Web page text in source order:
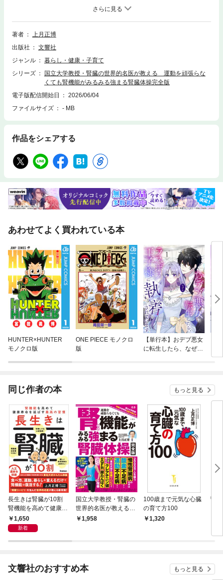
ト、検索、辞書の参照、引用などの機能が使用できません。2000万人を襲
う「慢性腎臓病」の大半は「酸素不足病」「運動不足病」！世界注目！東
北大学発「腎臓リハビリ」で酸素が届けばクレアチニン値・eGFR・尿た
んぱくが改善！心臓病・脳卒中も減り人工透析を回避！長生きできる！腎
羅寿命を決める腎臓の未来はあなたが決める！数百億個の細胞が休まず働
き大量の酸素と血流を必要とする腎臓は酸欠の影響を受けやすい臓器！な
吸症候群で酸素が不足しがち！安静をやめ、有酸素運動で腎臓に酸素と血
液を送れば、腎臓の細胞はいきいきと活動し、本来の腎機能を取り戻して
くれます。（本書より）ステージG3aの慢性腎臓病が３ヵ月でG2に改善！
章：私たちの寿命を決める重要臓器「腎臓」が最も必要としているものは
患者さんを見て運動の必要性を痛感！腎臓リハビリの効果を実証し国内外
機能低下の重大原因！酸素を大量消費する脳の数倍の血流を必要とし数百
億個の細胞が不眠不休で働く腎臓には「酸素」がもっと必要だ第２章：
ースで週合計150分以上歩くのが肝心第３章：【効果・エビデンス・最新
展開】健康保険で指導を受けられる時代に！国内外に広く普及する「腎臓
リハビリ」15の効果第４章：【腎臓体操】有酸素運動だけでは不十分！
「腎臓体操」第５章：【ストレッチ】漫然と伸ばすだけでは効果薄！全身
トレッチ」第６章：【筋トレ】安静にしてやせ衰えサルコペニア・フレイ
ル・寝たきりに陥るのを防止！腎臓病への抵抗力が強まり日常生活に必要
な筋力を養う「高効率筋トレ」第７章：【最新情報】慢性腎臓病の患者さ
んに朗報！腎臓を守る新薬・食べ方・食べ物、知っておきたい新指標「腎
臓寿命」など最新情報第８章：【運動療法症例集】クレアチニン値・尿た
んぱく・慢性腎臓病のステージも改善し、人工透析を回避！透析中の患者
さんも元気と体力を取り戻せた症例集巻末付録：１. 慢性腎臓病の進行度
と重症度２. 腎機能早見表３. 腎臓リハビリ運動記録シート
著者
上月正博
出版社
文響社
ジャンル
暮らし・健康・子育て
シリーズ
国立大学教授・腎臓の世界的名医が教える 運動を頑張らな
くても腎機能がみるみる強まる腎臓体操完全版
電子版配信開始日
2026/06/04
ファイルサイズ
- MB
作品をシェアする
あわせてよく買われている本
HUNTER×HUNTER
モノクロ版
ONE PIECE モノクロ
版
【単行本】おデブ悪女
に転生したら、なぜか
同じ作者の本 もっと見る
長生きは腎臓が10割
腎機能を高めて健康寿
命を延ばす最高の習慣
1,650
新着
国立大学教授・腎臓の
世界的名医が教える
運動を頑張らなくても
1,958
100歳まで元気な心臓
の育て方100
1,320
腎
文響社のおすすめ本 もっと見る